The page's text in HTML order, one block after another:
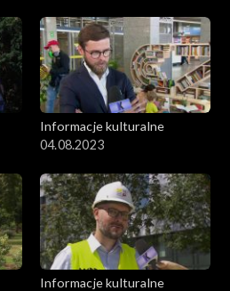
Informacje kulturalne
04.08.2023
Informacje kulturalne